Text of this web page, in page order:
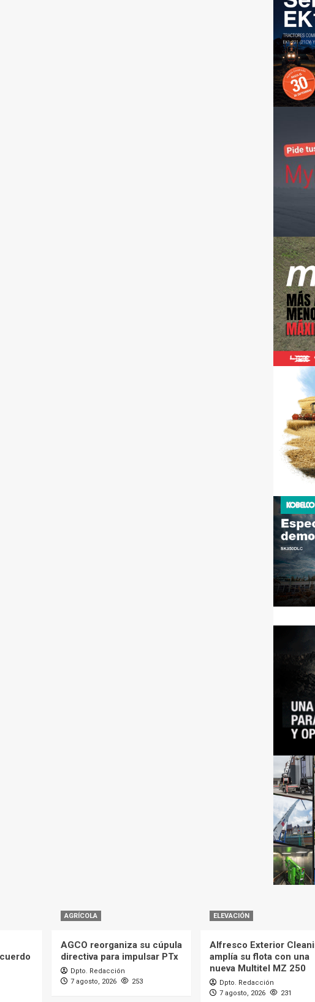
AGRÍCOLA
AGCO reorganiza su cúpula
directiva para impulsar PTx
Dpto. Redacción
7 agosto, 2026
253
ELEVACIÓN
Alfresco Exterior
amplía su flota con una
nueva Multitel MZ 250
Dpto. Redacción
7 agosto, 2026
231